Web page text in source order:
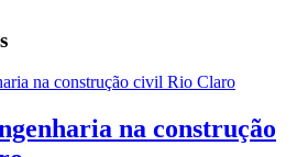
na construção